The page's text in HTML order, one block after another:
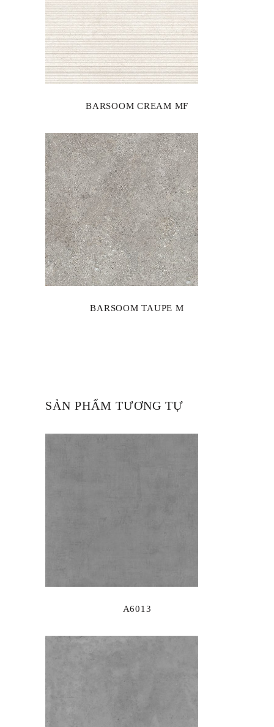
BARSOOM CREAM MF
BARSOOM TAUPE M
SẢN PHẨM TƯƠNG TỰ
A6013